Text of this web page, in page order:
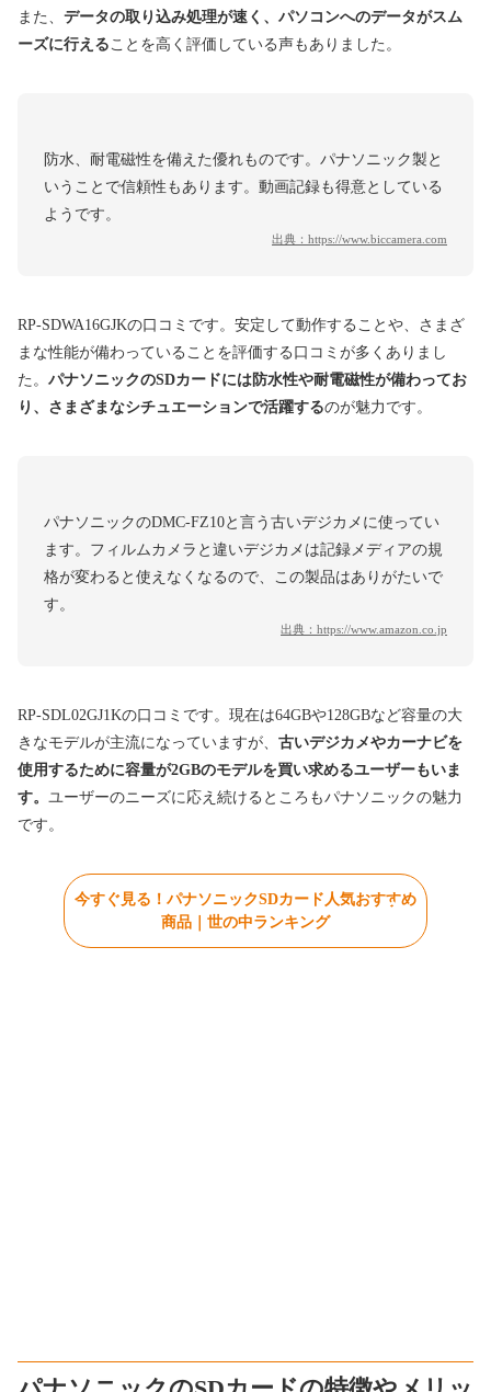
また、 データの取り込み処理が速く、パソコンへのデータがスム
ーズに行えることを高く評価している声もありました。
防水、耐電磁性を備えた優れものです。パナソニック製と
いうことで信頼性もあります。動画記録も得意としている
ようです。
出典： https://www.biccamera.com
RP-SDWA16GJKの口コミです。安定して動作することや、さまざ
まな性能が備わっていることを評価する口コミが多くありまし
た。 パナソニックのSDカードには防水性や耐電磁性が備わってお
り、さまざまなシチュエーションで活躍するのが魅力です。
パナソニックのDMC-FZ10と言う古いデジカメに使ってい
ます。フィルムカメラと違いデジカメは記録メディアの規
格が変わると使えなくなるので、この製品はありがたいで
す。
出典： https://www.amazon.co.jp
RP-SDL02GJ1Kの口コミです。現在は64GBや128GBなど容量の大
きなモデルが主流になっていますが、 古いデジカメやカーナビを
使用するために容量が2GBのモデルを買い求めるユーザーもいま
す。 ユーザーのニーズに応え続けるところもパナソニックの魅力
です。
今すぐ見る！パナソニックSDカード人気おすすめ
商品｜世の中ランキング